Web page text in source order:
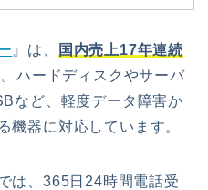
』は、
国内売上17年連続
ハードディスクやサーバ
など、軽度データ障害か
機器に対応しています。
は、365日24時間電話受